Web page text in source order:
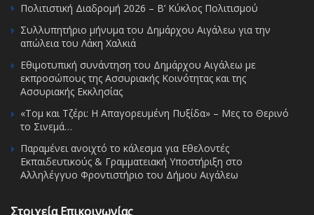
Πολιτιστική Διαδρομή 2026 – Β’ Κύκλος Πολιτισμού
Συλλυπητήριο μήνυμα του Δημάρχου Αιγάλεω για την
απώλεια του Λάκη Χαλκιά
Εθιμοτυπική συνάντηση του Δημάρχου Αιγάλεω με
εκπροσώπους της Ασσυριακής Κοινότητας και της
Ασσυριακής Εκκλησίας
«Τομ και Τζέρι: Η Απαγορευμένη Πυξίδα» – Μες το Θερινό
το Σινεμά…
Παραμένει ανοιχτό το κάλεσμα για Εθελοντές
Εκπαιδευτικούς & Γραμματειακή Υποστήριξη στο
Αλληλέγγυο Φροντιστήριο του Δήμου Αιγάλεω
Στοιχεία Επικοινωνίας